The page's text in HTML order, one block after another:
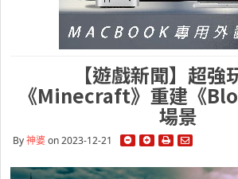
【遊戲新聞】超強
《Minecraft》重建《
場景
By神婆on 2023-12-21